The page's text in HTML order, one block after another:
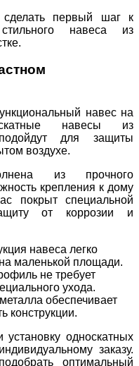
сделать первый шаг к
навеса из
навес на
навесы из
для защиты
воздухе.
из прочного
крепления к дому
покрыт специальной
от коррозии и
навеса легко
маленькой площади.
не требует
ухода.
обеспечивает
конструкции.
односкатных
заказу.
оптимальный